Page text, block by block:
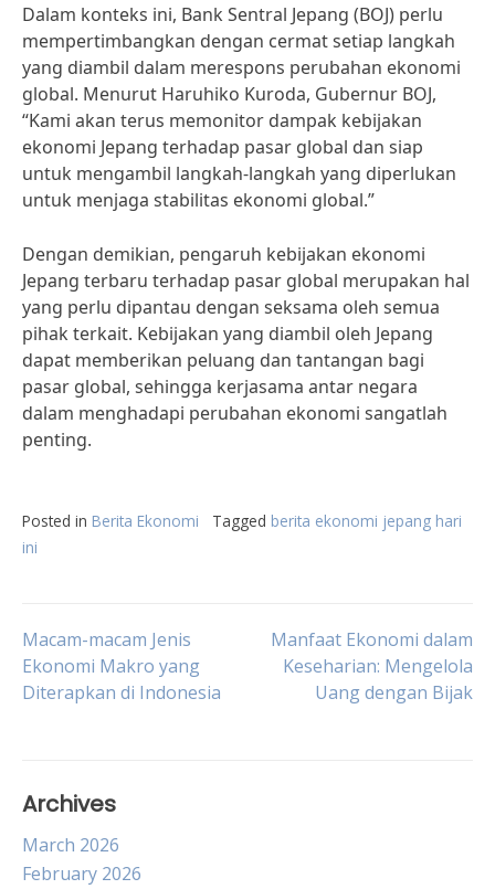
Dalam konteks ini, Bank Sentral Jepang (BOJ) perlu
mempertimbangkan dengan cermat setiap langkah
yang diambil dalam merespons perubahan ekonomi
global. Menurut Haruhiko Kuroda, Gubernur BOJ,
“Kami akan terus memonitor dampak kebijakan
ekonomi Jepang terhadap pasar global dan siap
untuk mengambil langkah-langkah yang diperlukan
untuk menjaga stabilitas ekonomi global.”
Dengan demikian, pengaruh kebijakan ekonomi
Jepang terbaru terhadap pasar global merupakan hal
yang perlu dipantau dengan seksama oleh semua
pihak terkait. Kebijakan yang diambil oleh Jepang
dapat memberikan peluang dan tantangan bagi
pasar global, sehingga kerjasama antar negara
dalam menghadapi perubahan ekonomi sangatlah
penting.
Posted in Berita Ekonomi Tagged berita ekonomi jepang hari
ini
Post
navigation
Macam-macam Jenis
Ekonomi Makro yang
Diterapkan di Indonesia
Manfaat Ekonomi dalam
Keseharian: Mengelola
Uang dengan Bijak
Archives
March 2026
February 2026